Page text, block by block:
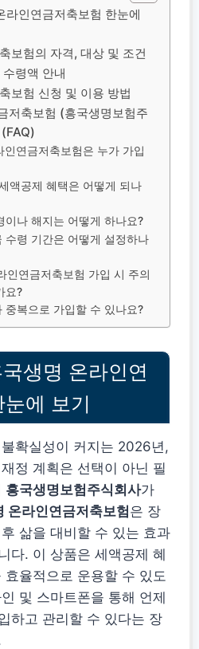
인연금저축보험 한눈에
보험의 자격, 대상 및 조건
령액 안내
보험 신청 및 이용 방법
저축보험 (흥국생명보험주
인연금저축보험은 누가 가입
액공제 혜택은 어떻게 되나
이나 해지는 어떻게 하나요?
수령 기간은 어떻게 설정하나
인연금저축보험 가입 시 주의
요?
중복으로 가입할 수 있나요?
생명 온라인연
에 보기
확실성이 커지는 2026년,
정 계획은 선택이 아닌 필
흥국생명보험주식회사가
온라인연금저축보험은 장
삶을 대비할 수 있는 효과
다. 이 상품은 세액공제 혜
율적으로 운용할 수 있도
및 스마트폰을 통해 언제
하고 관리할 수 있다는 장